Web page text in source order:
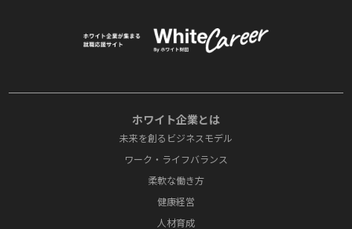
ホワイト企業とは
未来を創るビジネスモデル
ワーク・ライフバランス
柔軟な働き方
健康経営
人材育成